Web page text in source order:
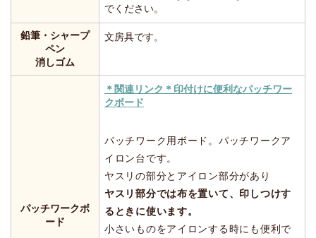
でください。
鉛筆・シャープ
ペン
消しゴム
文房具です。
パッチワークボ
ード
＊関連リンク＊印付けに便利なパッチワー
クボード
パッチワーク用ボード。パッチワークア
イロン台です。
ヤスリの部分とアイロン部分があり
ヤスリ部分では布を置いて、印しつけす
るときに使います。
小さいものをアイロンする時にも便利で